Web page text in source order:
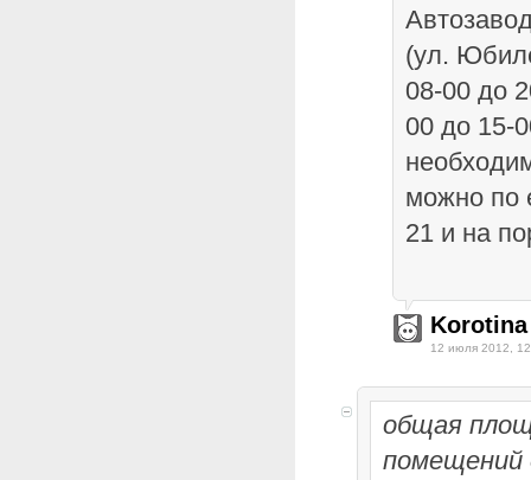
(ул.
08-00 до
00 до 15-
можно по
21 и на
Korotina
12 июля 2012,
общая
помещений